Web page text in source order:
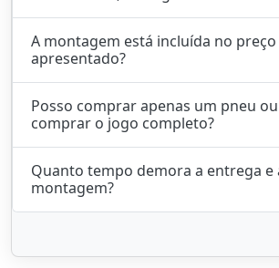
A montagem está incluída no preço
apresentado?
Posso comprar apenas um pneu
comprar o jogo completo?
Quanto tempo demora a entrega e
montagem?